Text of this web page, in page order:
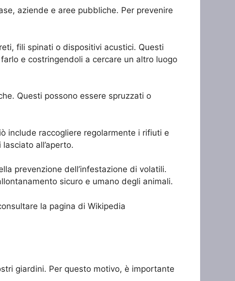
aziende e aree pubbliche. Per prevenire
fili spinati o dispositivi acustici. Questi
e costringendoli a cercare un altro luogo
Questi possono essere spruzzati o
include raccogliere regolarmente i rifiuti e
all’aperto.
prevenzione dell’infestazione di volatili.
sicuro e umano degli animali.
la pagina di Wikipedia
giardini. Per questo motivo, è importante